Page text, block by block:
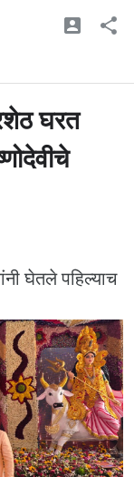
घरत
घेतले पहिल्याच